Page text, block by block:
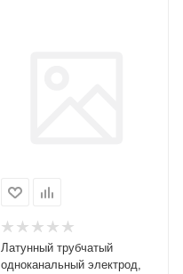
Латунный трубчатый
одноканальный электрод,